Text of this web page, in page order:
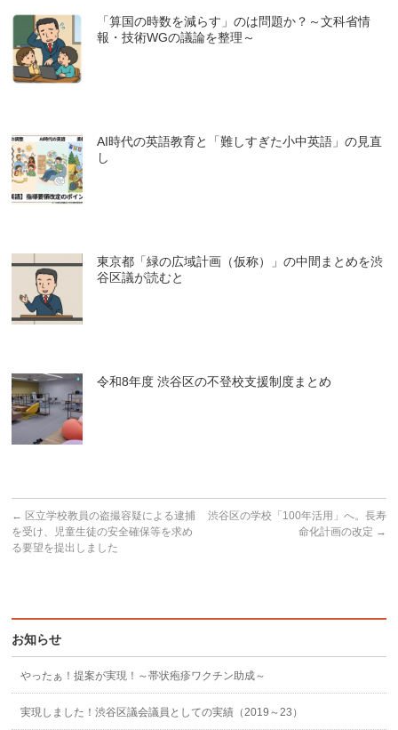
「算国の時数を減らす」のは問題か？～文科省情
報・技術WGの議論を整理～
AI時代の英語教育と「難しすぎた小中英語」の見直
し
東京都「緑の広域計画（仮称）」の中間まとめを渋
谷区議が読むと
令和8年度 渋谷区の不登校支援制度まとめ
← 区立学校教員の盗撮容疑による逮捕
を受け、児童生徒の安全確保等を求め
る要望を提出しました
渋谷区の学校「100年活用」へ。長寿
命化計画の改定 →
お知らせ
やったぁ！提案が実現！～帯状疱疹ワクチン助成～
実現しました！渋谷区議会議員としての実績（2019～23）